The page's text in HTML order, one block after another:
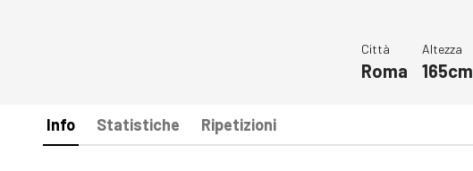
Città
Roma
Altezza
165cm
Info Statistiche Ripetizioni